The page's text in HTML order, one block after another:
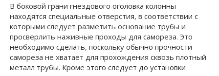
В боковой грани гнездового оголовка колонны
находятся специальные отверстия, в соответствии с
которыми следует разметить основание трубы и
просверлить наживные проходы для самореза. Это
необходимо сделать, поскольку обычно прочности
самореза не хватает для прохождения сквозь плотный
металл трубы. Кроме этого следует до установки